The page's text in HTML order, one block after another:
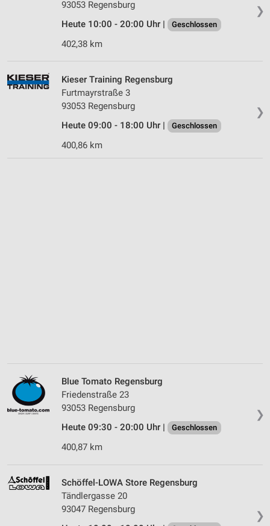
❯
93053 Regensburg
Heute 10:00 - 20:00 Uhr |
Geschlossen
402,38 km
❯
Kieser Training Regensburg
Furtmayrstraße 3
93053 Regensburg
Heute 09:00 - 18:00 Uhr |
Geschlossen
400,86 km
❯
Blue Tomato Regensburg
Friedenstraße 23
93053 Regensburg
Heute 09:30 - 20:00 Uhr |
Geschlossen
400,87 km
❯
Schöffel-LOWA Store Regensburg
Tändlergasse 20
93047 Regensburg